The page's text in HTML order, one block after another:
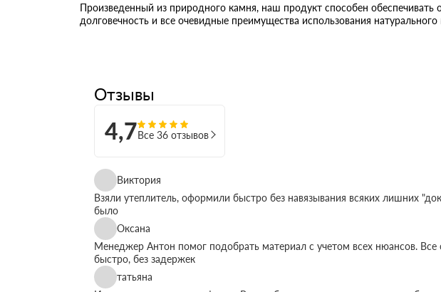
Произведенный из природного камня, наш продукт способен
долговечность и все очевидные преимущества использования натурального
Отзывы
4,7Все 36 отзывов
Виктория
Взяли утеплитель, оформили быстро без навязывания всяких лишних
было
Оксана
Менеджер Антон помог подобрать материал с учетом всех нюансов. Все
быстро, без задержек
татьяна